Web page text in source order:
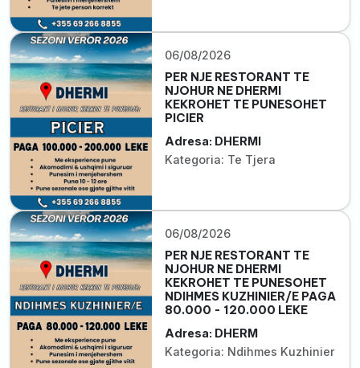
06/08/2026
PER NJE RESTORANT TE
NJOHUR NE DHERMI
KEKROHET TE PUNESOHET
PICIER
Adresa: DHERMI
Kategoria: Te Tjera
06/08/2026
PER NJE RESTORANT TE
NJOHUR NE DHERMI
KEKROHET TE PUNESOHET
NDIHMES KUZHINIER/E PAGA
80.000 - 120.000 LEKE
Adresa: DHERM
Kategoria: Ndihmes Kuzhinier